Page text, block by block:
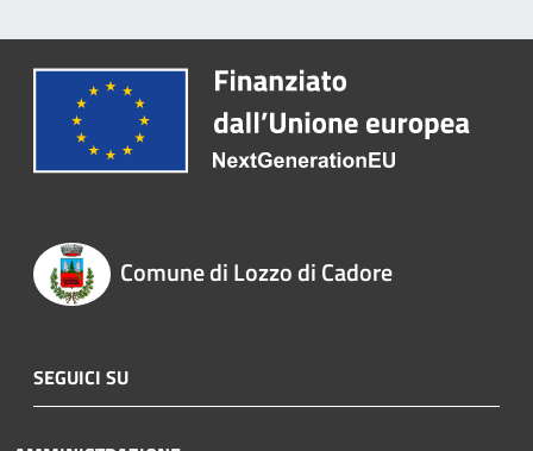
Comune di Lozzo di Cadore
SEGUICI SU